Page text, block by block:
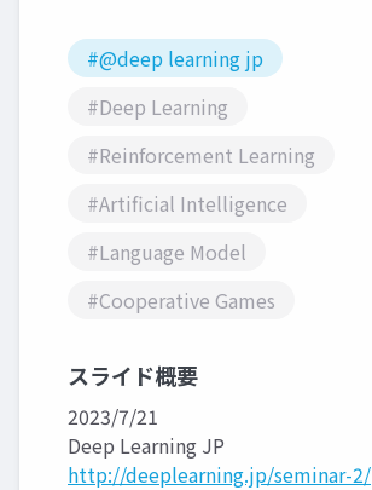
#@deep learning jp
#Deep Learning
#Reinforcement Learning
#Artificial Intelligence
#Language Model
#Cooperative Games
スライド概要
2023/7/21
Deep Learning JP
http://deeplearning.jp/seminar-2/